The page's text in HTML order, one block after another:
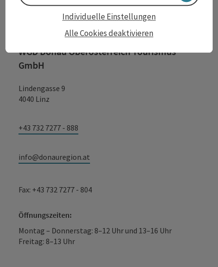
Tourismusverband Donauregion
Oberösterreich
WGD Donau Oberösterreich Tourismus
GmbH
Lindengasse 9
4040 Linz
+43 732 7277 - 888
info@donauregion.at
Fax: +43 732 7277 - 804
Öffnungszeiten:
Montag – Donnerstag: 8–12 Uhr und 13–16 Uhr
Freitag: 8–13 Uhr
Alle Cookies deaktivieren
Individuelle Einstellungen